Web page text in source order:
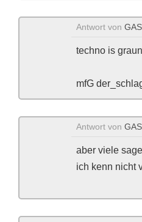
Antwort von
techno is
mfG
Antwort von
aber viele
ich kenn nicht